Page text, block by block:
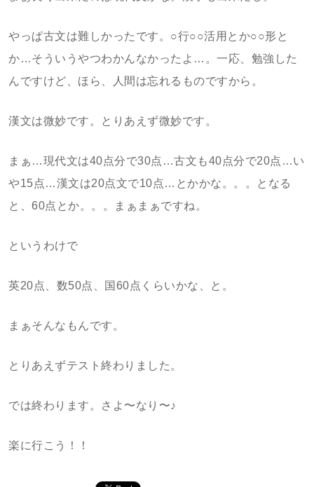
やっぱ古文は難しかったです。○行○○活用とか○○形と
か…そういうやつわかんなかったよ…。一応、勉強した
んですけど、ほら、人間は忘れるものですから。
漢文は微妙です。とりあえず微妙です。
まぁ…現代文は40点分で30点…古文も40点分で20点…い
や15点…漢文は20点文で10点…とかかな。。。となる
と、60点とか。。。まぁまぁですね。
というわけで
英20点、数50点、国60点くらいかな、と。
まぁそんなもんです。
とりあえずテスト終わりました。
では終わります。さよ〜なり〜♪
楽に行こう！！